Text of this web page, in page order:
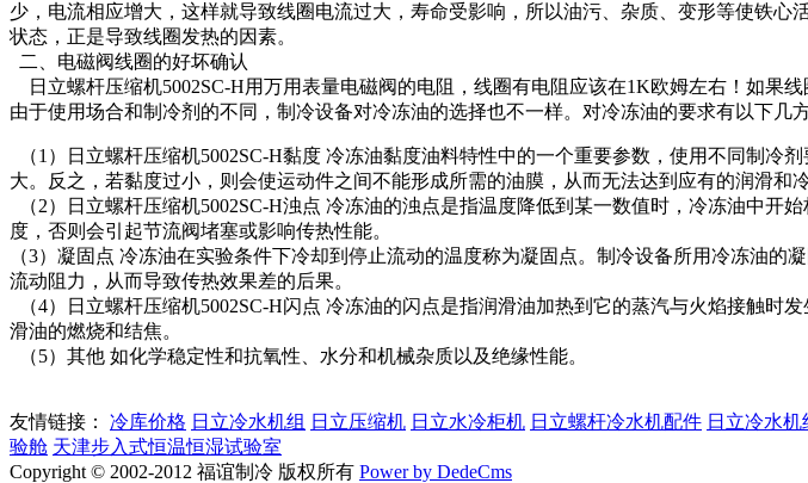
少，电流相应增大，这样就导致线圈电流过大，寿命受影响，所以油污、杂质、变形等使铁
状态，正是导致线圈发热的因素。
二、电磁阀线圈的好坏确认
日立螺杆压缩机5002SC-H用万用表量电磁阀的电阻，线圈有电阻应该在1K欧姆左右！如果
由于使用场合和制冷剂的不同，制冷设备对冷冻油的选择也不一样。对冷冻油的要求有以下几
（1） 日立螺杆压缩机5002SC-H黏度 冷冻油黏度油料特性中的一个重要参数，使用不同制冷
大。反之，若黏度过小，则会使运动件之间不能形成所需的油膜，从而无法达到应有的润滑和
（2）
日立螺杆压缩机5002SC-H浊点 冷冻油的浊点是指温度降低到某一数值时，冷冻油中开
度，否则会引起节流阀堵塞或影响传热性能。
（3）凝固点 冷冻油在实验条件下冷却到停止流动的温度称为凝固点。制冷设备所用冷冻油
流动阻力，从而导致传热效果差的后果。
（4）
日立螺杆压缩机5002SC-H闪点 冷冻油的闪点是指润滑油加热到它的蒸汽与火焰接触时
滑油的燃烧和结焦。
（5）其他 如化学稳定性和抗氧性、水分和机械杂质以及绝缘性能。
友情链接： 冷库价格 日立冷水机组 日立压缩机 日立水冷柜机 日立螺杆冷水机配件 日立冷水机
验舱 天津步入式恒温恒湿试验室
Copyright © 2002-2012 福谊制冷 版权所有 Power by DedeCms